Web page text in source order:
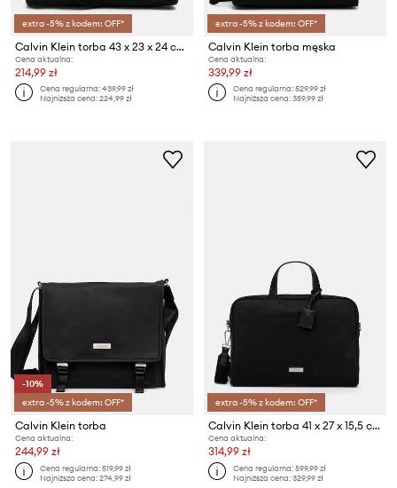
extra -5% z kodem: OFF*
Calvin Klein torba 43 x 23 x 24 cm
Cena aktualna:
214,99 zł
Cena regularna:439,99 zł
Najniższa cena:224,99 zł
extra -5% z kodem: OFF*
Calvin Klein torba męska
Cena aktualna:
339,99 zł
Cena regularna:529,99 zł
Najniższa cena:359,99 zł
-10%
extra -5% z kodem: OFF*
Calvin Klein torba
Cena aktualna:
244,99 zł
Cena regularna:519,99 zł
Najniższa cena:274,99 zł
extra -5% z kodem: OFF*
Calvin Klein torba 41 x 27 x 15,5 cm
Cena aktualna:
314,99 zł
Cena regularna:599,99 zł
Najniższa cena:329,99 zł